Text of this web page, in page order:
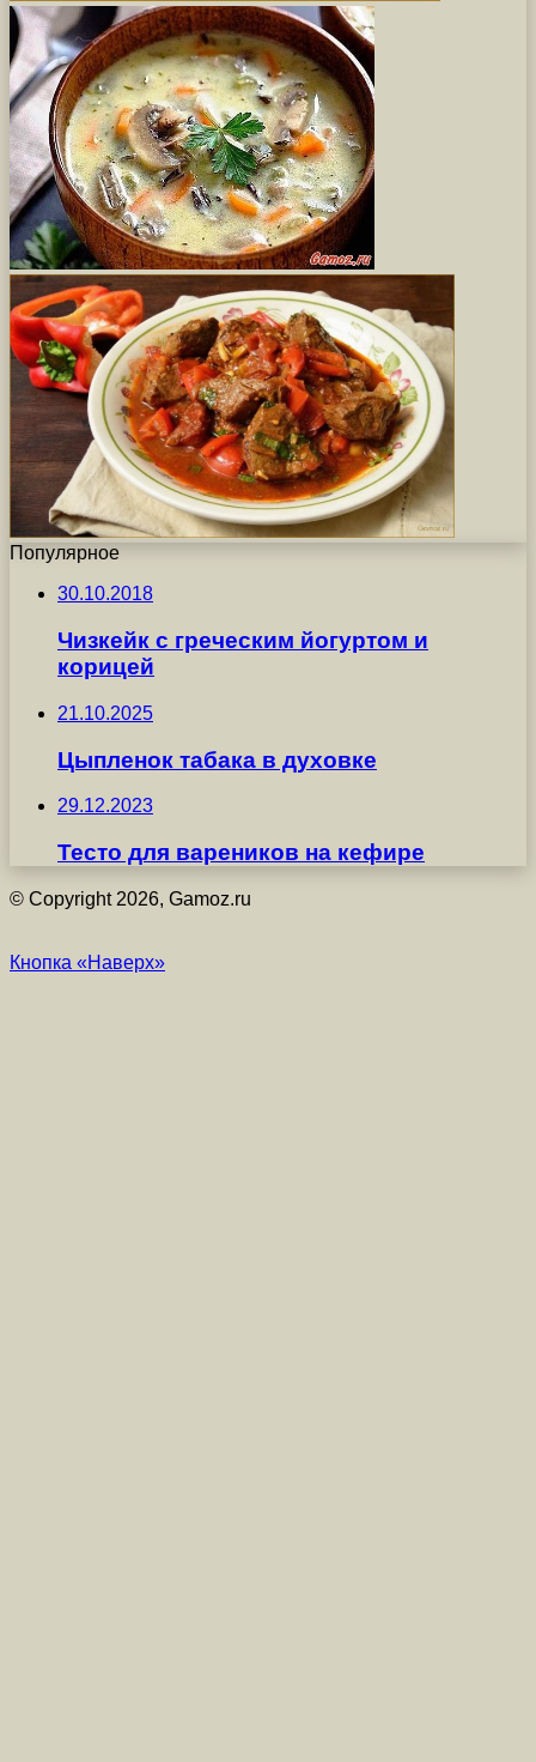
Популярное
30.10.2018
Чизкейк с греческим йогуртом и
корицей
21.10.2025
Цыпленок табака в духовке
29.12.2023
Тесто для вареников на кефире
© Copyright 2026, Gamoz.ru
Кнопка «Наверх»